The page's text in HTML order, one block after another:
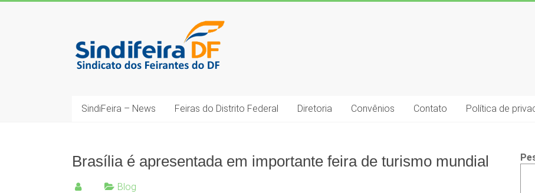
SindiFeira-
DF
Feirantes
SindiFeira – News Feiras do Distrito Federal Diretoria Convênios Contato Política de
Brasília é apresentada em importante feira de turismo mundial
Blog